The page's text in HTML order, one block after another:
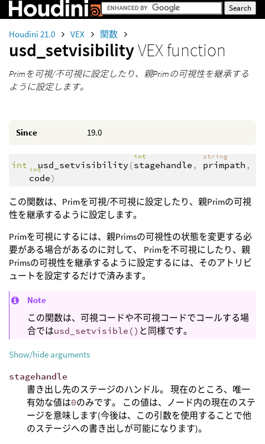
Houdini 21.0 VEX 関数
usd_setvisibilityVEX function
Primを可視/不可視に設定したり、親Primの可視性を継承する
ように設定します。
Since 19.0
int usd_setvisibility (
int
stagehandle ,
string
primpath ,
int
code)
この関数は、Primを可視/不可視に設定したり、親Primの可視
性を継承するように設定します。
Primを可視にするには、親Primsの可視性の状態を変更する必
要がある場合があるのに対して、 Primを不可視にしたり、親
Primsの可視性を継承するように設定するには、そのアトリビ
ュートを設定するだけで済みます。
Note
この関数は、可視コードや不可視コードでコールする場
合ではusd_setvisible() と同様です。
Show/hide arguments
stagehandle
書き出し先のステージのハンドル。 現在のところ、唯一
有効な値は0のみです。 この値は、ノード内の現在のステ
ージを意味します(今後は、この引数を使用することで他
のステージへの書き出しが可能になります)。